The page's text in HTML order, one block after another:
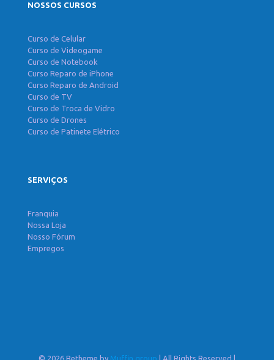
NOSSOS CURSOS
Curso de Celular
Curso de Videogame
Curso de Notebook
Curso Reparo de iPhone
Curso Reparo de Android
Curso de TV
Curso de Troca de Vidro
Curso de Drones
Curso de Patinete Elétrico
SERVIÇOS
Franquia
Nossa Loja
Nosso Fórum
Empregos
© 2026 Betheme by Muffin group | All Rights Reserved |